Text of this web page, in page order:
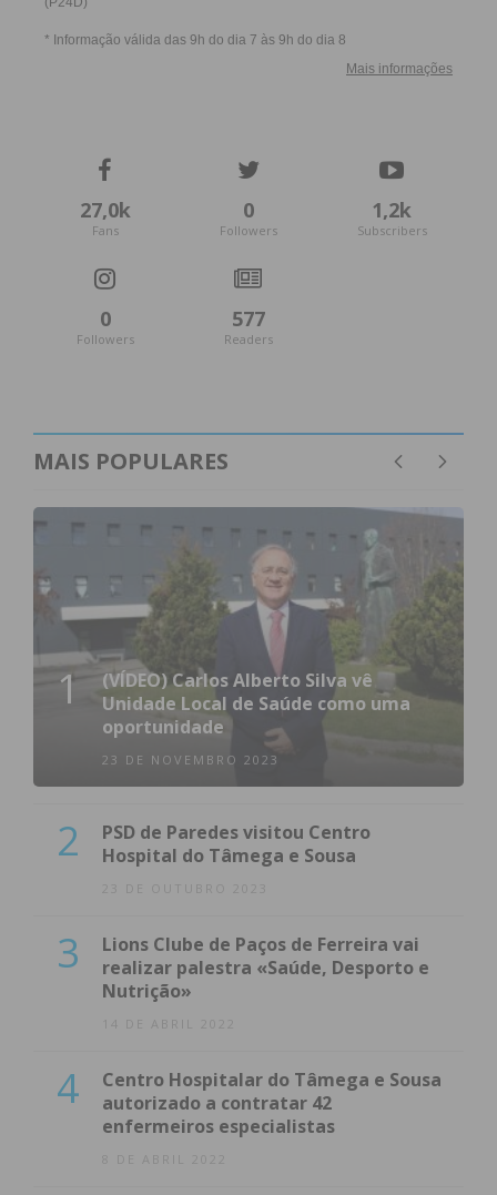
27,0k
Fans
0
Followers
1,2k
Subscribers
0
Followers
577
Readers
MAIS POPULARES
1
(VÍDEO) Carlos Alberto Silva vê
Unidade Local de Saúde como uma
oportunidade
23 DE NOVEMBRO 2023
2
PSD de Paredes visitou Centro
Hospital do Tâmega e Sousa
23 DE OUTUBRO 2023
3
Lions Clube de Paços de Ferreira vai
realizar palestra «Saúde, Desporto e
Nutrição»
14 DE ABRIL 2022
4
Centro Hospitalar do Tâmega e Sousa
autorizado a contratar 42
enfermeiros especialistas
8 DE ABRIL 2022